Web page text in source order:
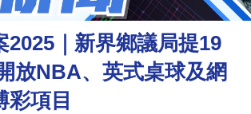
2025｜新界鄉議局提19
放NBA、英式桌球及網
彩項目